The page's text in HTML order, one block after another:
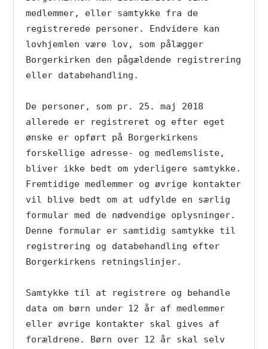
medlemmer, eller samtykke fra de
registrerede personer. Endvidere kan
lovhjemlen være lov, som pålægger
Borgerkirken den pågældende registrering
eller databehandling.
De personer, som pr. 25. maj 2018
allerede er registreret og efter eget
ønske er opført på Borgerkirkens
forskellige adresse- og medlemsliste,
bliver ikke bedt om yderligere samtykke.
Fremtidige medlemmer og øvrige kontakter
vil blive bedt om at udfylde en særlig
formular med de nødvendige oplysninger.
Denne formular er samtidig samtykke til
registrering og databehandling efter
Borgerkirkens retningslinjer.
Samtykke til at registrere og behandle
data om børn under 12 år af medlemmer
eller øvrige kontakter skal gives af
forældrene. Børn over 12 år skal selv